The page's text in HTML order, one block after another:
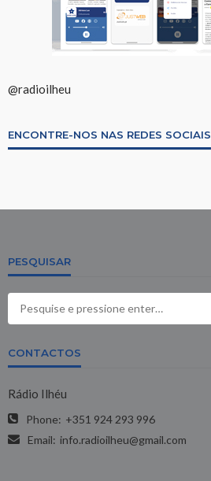
@radioilheu
ENCONTRE-NOS NAS REDES SOCIAIS
PESQUISAR
CONTACTOS
Rádio Ilhéu
Phone: +351 924 293 996
Email: info.radioilheu@gmail.com